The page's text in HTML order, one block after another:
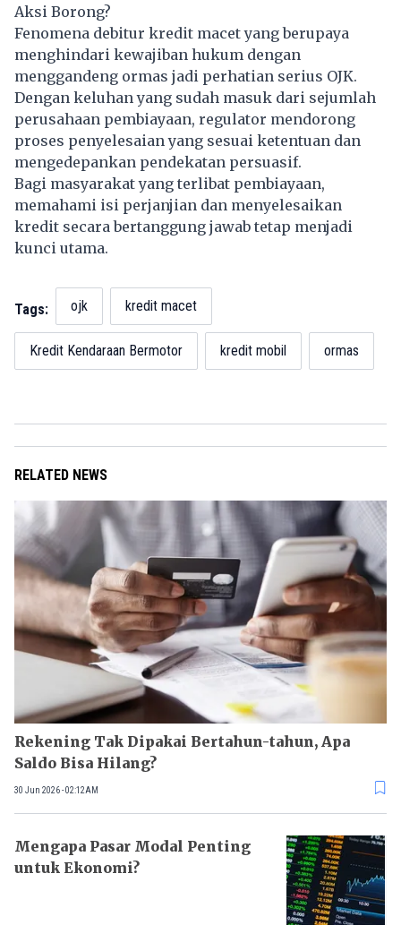
Aksi Borong?
Fenomena debitur kredit macet yang berupaya
menghindari kewajiban hukum dengan
menggandeng ormas jadi perhatian serius OJK.
Dengan keluhan yang sudah masuk dari sejumlah
perusahaan pembiayaan, regulator mendorong
proses penyelesaian yang sesuai ketentuan dan
mengedepankan pendekatan persuasif.
Bagi masyarakat yang terlibat pembiayaan,
memahami isi perjanjian dan menyelesaikan
kredit secara bertanggung jawab tetap menjadi
kunci utama.
Tags: ojk kredit macet
Kredit Kendaraan Bermotor kredit mobil ormas
RELATED NEWS
Rekening Tak Dipakai Bertahun-tahun, Apa
Saldo Bisa Hilang?
30 Jun 2026 - 02:12AM
Mengapa Pasar Modal Penting
untuk Ekonomi?